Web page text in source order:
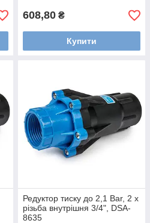
608,80 ₴
Купити
Редуктор тиску до 2,1 Bar, 2 х
різьба внутрішня 3/4", DSA-
8635